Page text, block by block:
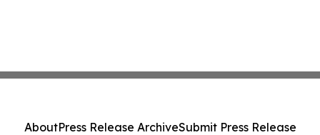
AboutPress Release ArchiveSubmit Press Release